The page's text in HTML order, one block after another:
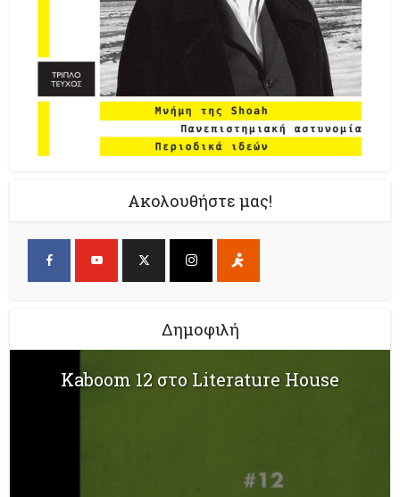
Ακολουθήστε μας!
Δημοφιλή
Kaboom 12 στο Literature House